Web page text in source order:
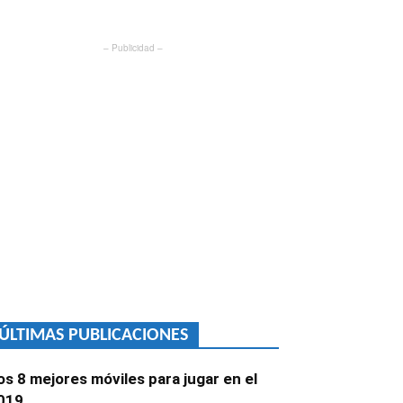
– Publicidad –
PUBLICACIONES
8 mejores móviles para jugar en el